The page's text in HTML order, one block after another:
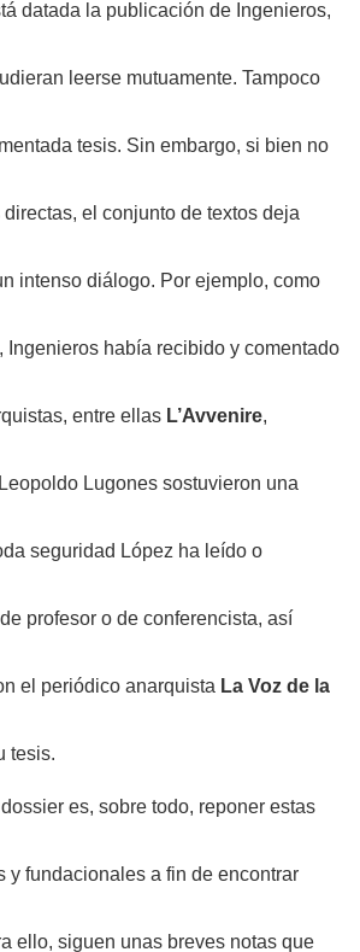
datada la publicación de Ingenieros,
leerse mutuamente. Tampoco
tesis. Sin embargo, si bien no
el conjunto de textos deja
intenso diálogo. Por ejemplo, como
, Ingenieros había recibido y comentado
entre ellas L’Avvenire,
Lugones sostuvieron una
seguridad López ha leído o
profesor o de conferencista, así
el periódico anarquista La Voz de la
tesis.
es, sobre todo, reponer estas
y fundacionales a fin de encontrar
ello, siguen unas breves notas que